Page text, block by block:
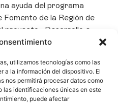
utilizamos tecnologías como las
a la información del dispositivo. El
nos permitirá procesar datos como
las identificaciones únicas en este
puede afectar
ayuda del programa
de la Región de
proyecto «Desarrollo e
Inteligencia Artificial
digital, la automatización
de la gestión de clientes